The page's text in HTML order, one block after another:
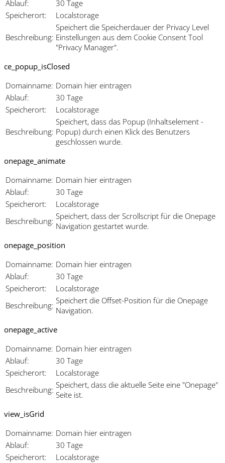
Ablauf:
30 Tage
Speicherort:
Localstorage
Beschreibung:
Speichert die Speicherdauer der Privacy Level
Einstellungen aus dem Cookie Consent Tool
"Privacy Manager".
ce_popup_isClosed
Domainname: Domain hier eintragen
Ablauf:
30 Tage
Speicherort:
Localstorage
Beschreibung:
Speichert, dass das Popup (Inhaltselement -
Popup) durch einen Klick des Benutzers
geschlossen wurde.
onepage_animate
Domainname: Domain hier eintragen
Ablauf:
30 Tage
Speicherort:
Localstorage
Beschreibung: Speichert, dass der Scrollscript für die Onepage
Navigation gestartet wurde.
onepage_position
Domainname: Domain hier eintragen
Ablauf:
30 Tage
Speicherort:
Localstorage
Beschreibung: Speichert die Offset-Position für die Onepage
Navigation.
onepage_active
Domainname: Domain hier eintragen
Ablauf:
30 Tage
Speicherort:
Localstorage
Beschreibung: Speichert, dass die aktuelle Seite eine "Onepage"
Seite ist.
view_isGrid
Domainname: Domain hier eintragen
Ablauf:
30 Tage
Speicherort:
Localstorage